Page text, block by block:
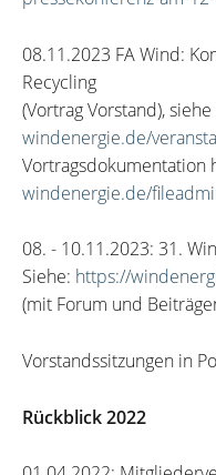
08.11.2023 FA Wind:
Recycling
(Vortrag Vorstand),
windenergie.de/
Vortragsdokumentation
windenergie.de/
08. - 10.11.2023: 31.
Siehe: https://
(mit Forum und
Vorstandssitzungen in
Rückblick 2022